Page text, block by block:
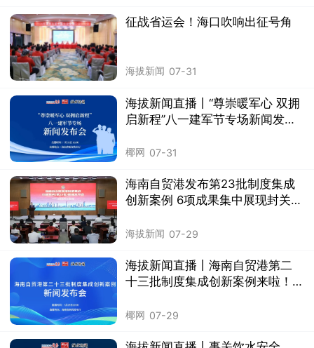
征战省运会！海口吹响出征号角
海拔新闻 07-31
海拔新闻直播丨“尊崇暖军心 双拥
启新程”八一建军节专场新闻发布
椰网 07-31
海南自贸港发布第23批制度集成
创新案例 6项成果集中展现封关运
海拔新闻 07-29
海拔新闻直播丨海南自贸港第二
十三批制度集成创新案例来啦！
椰网 07-29